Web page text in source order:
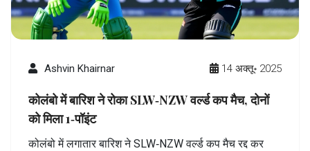
Ashvin Khairnar 14 अक्तू॰ 2025
कोलंबो में बारिश ने रोका SLW‑NZW वर्ल्ड कप मैच, दोनों
को मिला 1‑पॉइंट
कोलंबो में लगातार बारिश ने SLW‑NZW वर्ल्ड कप मैच रद्द कर